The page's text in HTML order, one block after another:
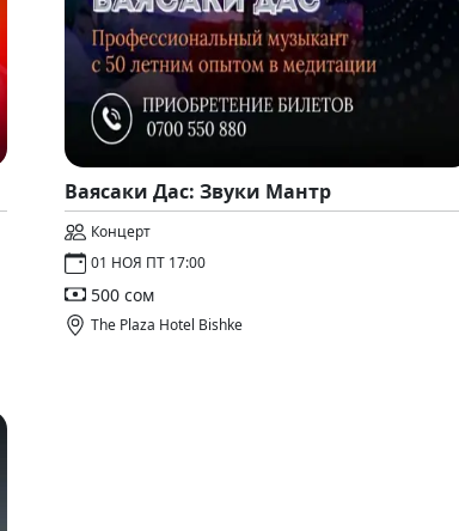
Ваясаки Дас: Звуки Мантр
Концерт
01 НОЯ ПТ 17:00
500 сом
The Plaza Hotel Bishke